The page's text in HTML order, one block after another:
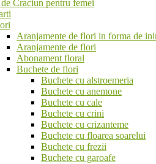
Craciun pentru femei
Aranjamente de flori in forma de
Aranjamente de flori
Abonament floral
Buchete de flori
Buchete cu alstroemeria
Buchete cu anemone
Buchete cu cale
Buchete cu crini
Buchete cu crizanteme
Buchete cu floarea soarelui
Buchete cu frezii
Buchete cu garoafe